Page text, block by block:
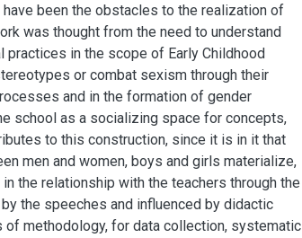
been the obstacles to the realization of
was thought from the need to understand
practices in the scope of Early Childhood
or combat sexism through their
and in the formation of gender
school as a socializing space for concepts,
to this construction, since it is in it that
men and women, boys and girls materialize,
the relationship with the teachers through the
the speeches and influenced by didactic
of methodology, for data collection, systematic